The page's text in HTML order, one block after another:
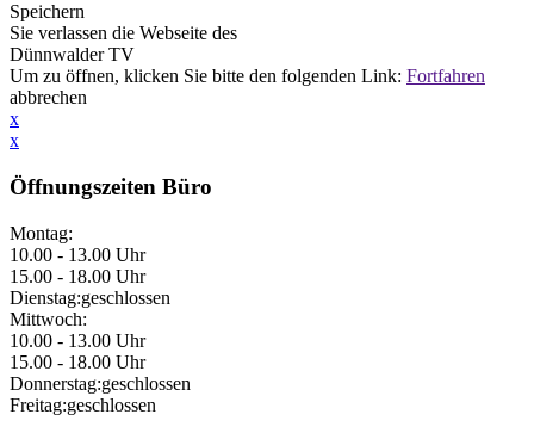
Speichern
Sie verlassen die Webseite des
Dünnwalder TV
Um zu öffnen, klicken Sie bitte den folgenden Link: Fortfahren
abbrechen
x
x
Öffnungszeiten Büro
Montag:
10.00 - 13.00 Uhr
15.00 - 18.00 Uhr
Dienstag:geschlossen
Mittwoch:
10.00 - 13.00 Uhr
15.00 - 18.00 Uhr
Donnerstag:geschlossen
Freitag:geschlossen